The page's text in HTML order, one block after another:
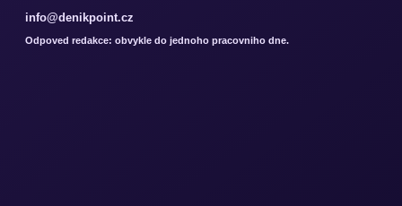
info@denikpoint.cz
Odpoved redakce: obvykle do jednoho pracovniho dne.